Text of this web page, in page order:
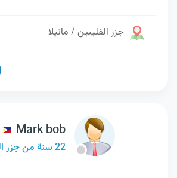
جزر الفليبين / مانيلا
Mark bob
22 سنة من جزر الفليبين